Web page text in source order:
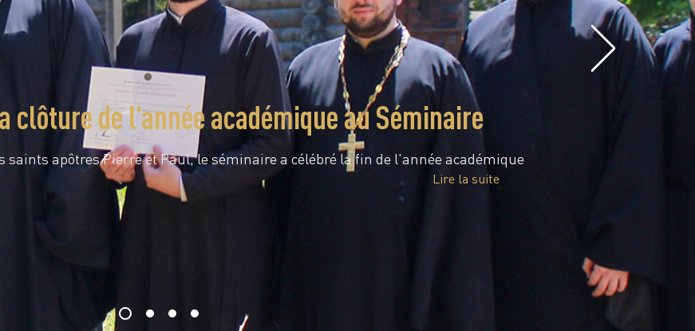
clôture de l’année académique au Séminaire
saints apôtres Pierre et Paul, le séminaire a célébré la fin de l'année académique
Lire la suite